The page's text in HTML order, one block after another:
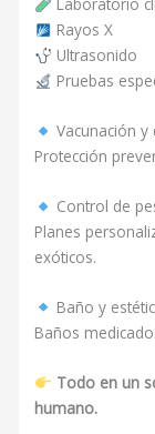
Laboratorio
Rayos X
Ultrasonido
Pruebas
Vacunación y
Protección
Control de
Planes
exóticos.
Baño y
Baños
Todo en un
humano.